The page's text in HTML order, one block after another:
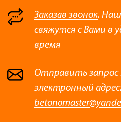
Заказав звонок.
свяжутся с Вами в
время
Отправить запрос
электронный адрес: